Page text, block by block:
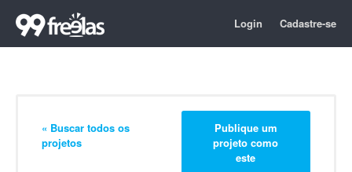
Login Cadastre-se
« Buscar todos os
projetos
Publique um
projeto como
este